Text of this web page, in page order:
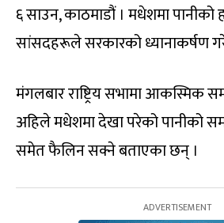
६ साउन, काठमाडौं । मधेशमा
सांसदहरूले सरकारको ध्यानाकर्षण
मंगलबार राष्ट्रिय सभामा आकस्मिक
अहिले मधेशमा देखा परेको पानीको
समेत फैलिन सक्ने बताएका छन् ।